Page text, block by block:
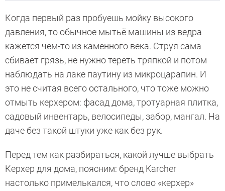
Когда первый раз пробуешь мойку высокого
давления, то обычное мытьё машины из ведра
кажется чем-то из каменного века. Струя сама
сбивает грязь, не нужно тереть тряпкой и потом
наблюдать на лаке паутину из микроцарапин. И
это не считая всего остального, что тоже можно
отмыть керхером: фасад дома, тротуарная плитка,
садовый инвентарь, велосипеды, забор, мангал. На
даче без такой штуки уже как без рук.
Перед тем как разбираться, какой лучше выбрать
Керхер для дома, поясним: бренд Karcher
настолько примелькался, что слово «керхер»